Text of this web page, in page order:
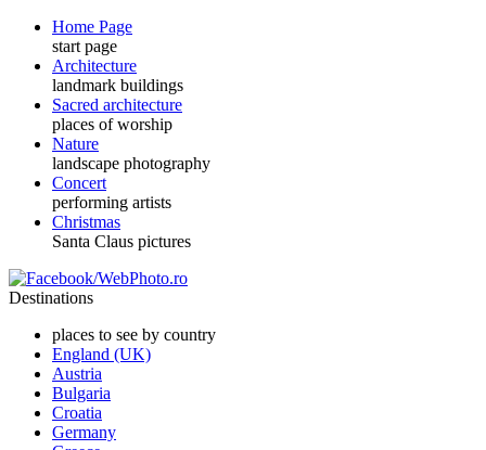
Home Page
start page
Architecture
landmark buildings
Sacred architecture
places of worship
Nature
landscape photography
Concert
performing artists
Christmas
Santa Claus pictures
Destinations
places to see by country
England (UK)
Austria
Bulgaria
Croatia
Germany